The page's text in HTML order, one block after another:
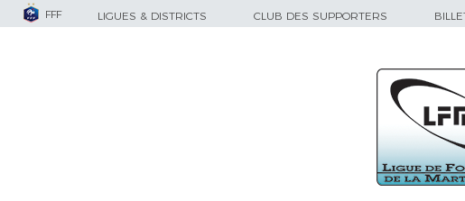
FFF LIGUES & DISTRICTS CLUB DES SUPPORTERS